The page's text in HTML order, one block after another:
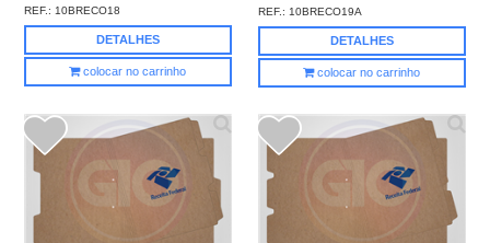
REF.: 10BRECO18
DETALHES
colocar no carrinho
REF.: 10BRECO19A
DETALHES
colocar no carrinho